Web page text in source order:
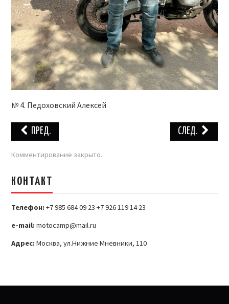
№ 4. Педоховский Алексей
ПРЕД. СЛЕД.
Комментирование закрыто.
КОНТАКТ
Телефон:+7 985 684 09 23 +7 926 119 14 23
e-mail:motocamp@mail.ru
Адрес:Москва, ул.Нижние Мневники, 110